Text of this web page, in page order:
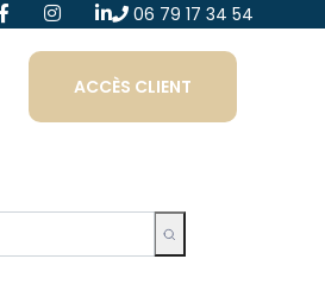
06 79 17 34 54
ACCÈS CLIENT